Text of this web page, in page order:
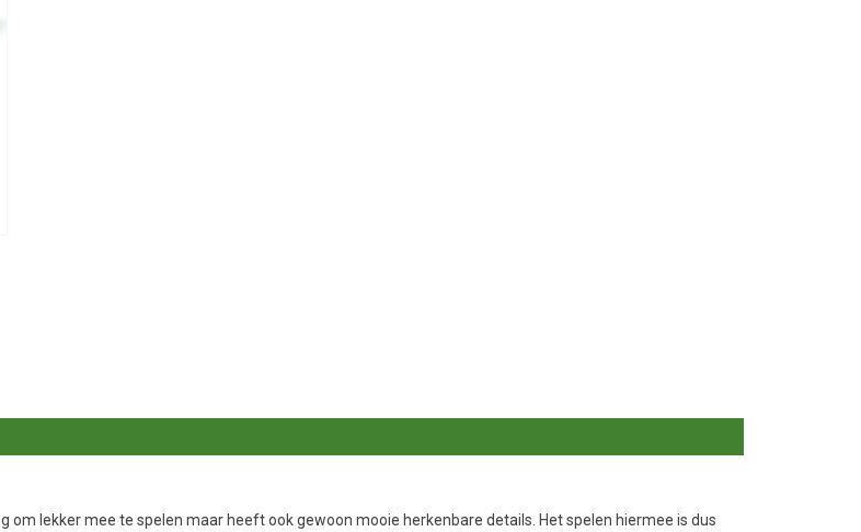
om lekker mee te spelen maar heeft ook gewoon mooie herkenbare details. Het spelen hiermee is dus